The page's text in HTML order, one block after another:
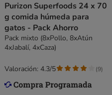
Purizon Superfoods 24 x 70
g comida húmeda para
gatos - Pack Ahorro
Pack mixto (8xPollo, 8xAtún
4xJabalí, 4xCaza)
Valoración: 4.3/5 (9)